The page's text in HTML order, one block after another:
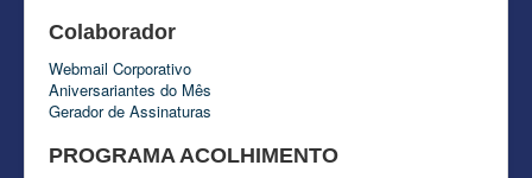
Colaborador
Webmail Corporativo
Aniversariantes do Mês
Gerador de Assinaturas
PROGRAMA ACOLHIMENTO